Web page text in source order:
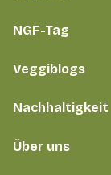
NGF-Tag
Veggiblogs
Nachhaltigkeit
Über uns